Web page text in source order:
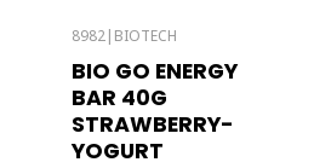
8982| BIOTECH
BIO GO ENERGY
BAR 40G
STRAWBERRY-
YOGURT